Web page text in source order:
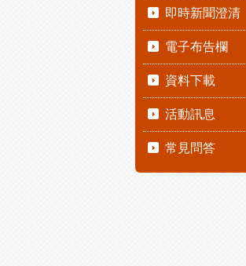
即時新聞澄清
電子布告欄
資料下載
活動訊息
常見問答